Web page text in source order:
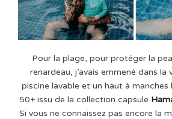
Pour la plage, pour protéger la
renardeau, j’avais emmené dans la
piscine lavable et un haut à manches
50+ issu de la collection capsule
Si vous ne connaissez pas encore la